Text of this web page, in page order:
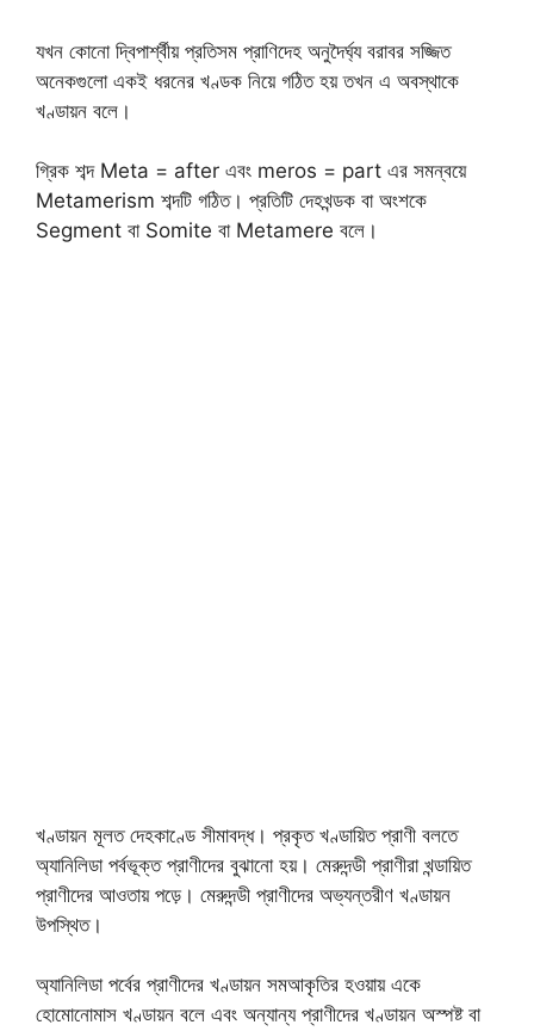
যখন কোনো দ্বিপার্শ্বীয় প্রতিসম প্রাণিদেহ অনুদৈর্ঘ্য বরাবর সজ্জিত
অনেকগুলো একই ধরনের খণ্ডক নিয়ে গঠিত হয় তখন এ অবস্থাকে
খণ্ডায়ন বলে।
গ্রিক শব্দ Meta = after এবং meros = part এর সমন্বয়ে
Metamerism শব্দটি গঠিত। প্রতিটি দেহখন্ডক বা অংশকে
Segment বা Somite বা Metamere বলে।
খণ্ডায়ন মূলত দেহকাণ্ডে সীমাবদ্ধ। প্রকৃত খণ্ডায়িত প্রাণী বলতে
অ্যানিলিডা পর্বভূক্ত প্রাণীদের বুঝানো হয়। মেরুদন্ডী প্রাণীরা খন্ডায়িত
প্রাণীদের আওতায় পড়ে। মেরুদন্ডী প্রাণীদের অভ্যন্তরীণ খণ্ডায়ন
উপস্থিত।
অ্যানিলিডা পর্বের প্রাণীদের খণ্ডায়ন সমআকৃতির হওয়ায় একে
হোমোনোমাস খণ্ডায়ন বলে এবং অন্যান্য প্রাণীদের খণ্ডায়ন অস্পষ্ট বা